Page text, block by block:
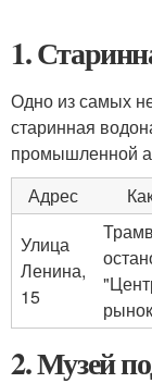
1.
Одно из самых
старинная
промышленной
Адрес
Улица
Ленина,
15
2. Музей